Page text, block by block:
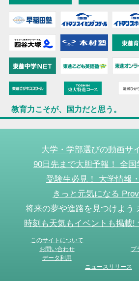
教育力こそが、国力だと思う。
大学・学部選びの動画サ
90日先まで大胆予報！ 全国
受験生必見！ 大学情報
きっと元気になる
将来の夢や進路を見つけよう
時刻も天気もイベントも掲載!
このサイトについて
お問い合わせ
プ
データ利用
ニュースリリース